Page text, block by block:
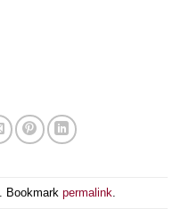
Bookmark permalink